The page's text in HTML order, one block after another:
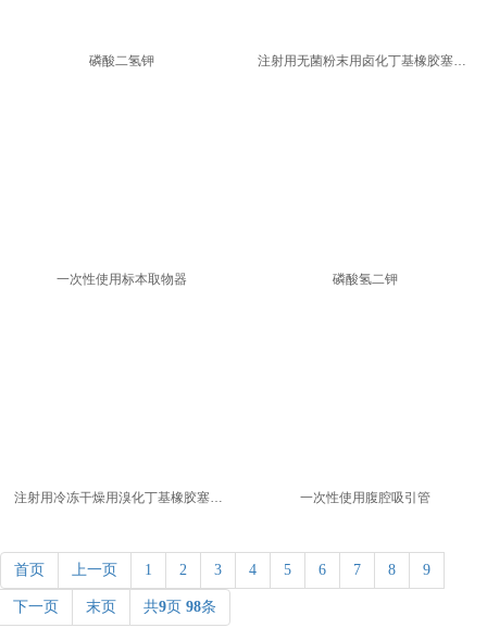
磷酸二氢钾
一次性使用标本取物器 磷酸氢二钾
注射用冷冻干燥用溴化丁基橡胶塞产品 一次性使用腹腔吸引管
首页 上一页 1 2 3 4 5 6 7 8 9
下一页 末页 共9页 98条